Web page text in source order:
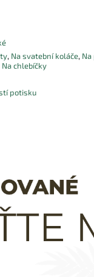
, Na svatební koláče, Na
Na chlebíčky
potisku